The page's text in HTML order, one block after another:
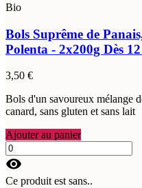
Bio
Bols Suprême de
Polenta - 2x200g Dès
3,50 €
Bols d'un savoureux mélange
canard, sans gluten et sans lait
Ajouter au panier
visibility
Ce produit est sans..